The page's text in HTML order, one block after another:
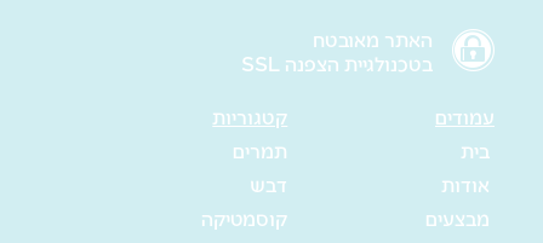
האתר מאובטח
בטכנולגיית הצפנה SSL
עמודים
בית
אודות
מבצעים
קטגוריות
תמרים
דבש
קוסמטיקה